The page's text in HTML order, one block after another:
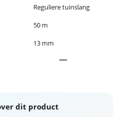
Reguliere tuinslang
50 m
13 mm
dit product